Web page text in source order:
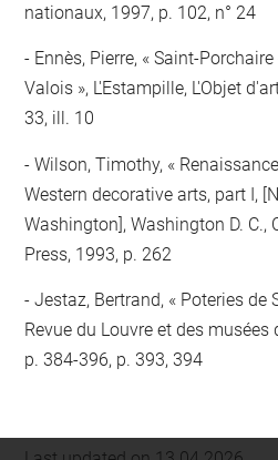
nationaux, 1997, p. 102, n° 24
Ennès, Pierre, « Saint-
Valois », L'Estampille, L'Objet
33, ill. 10
Wilson, Timothy, «
Western decorative arts, part I,
Washington], Washington D. C.,
Press, 1993, p. 262
Jestaz, Bertrand, « Poteries de
Revue du Louvre et des musées
p. 384-396, p. 393, 394